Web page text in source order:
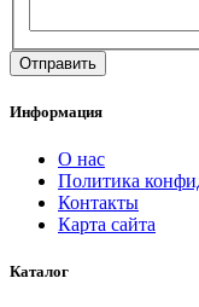
Информация
О нас
Политика
Контакты
Карта сайта
Каталог